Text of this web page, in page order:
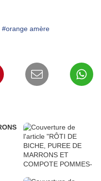
#orange amère